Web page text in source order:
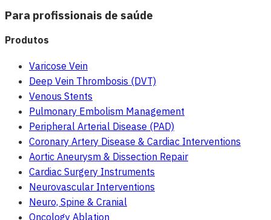
Para profissionais de saúde
Produtos
Varicose Vein
Deep Vein Thrombosis (DVT)
Venous Stents
Pulmonary Embolism Management
Peripheral Arterial Disease (PAD)
Coronary Artery Disease & Cardiac Interventions
Aortic Aneurysm & Dissection Repair
Cardiac Surgery Instruments
Neurovascular Interventions
Neuro, Spine & Cranial
Oncology Ablation